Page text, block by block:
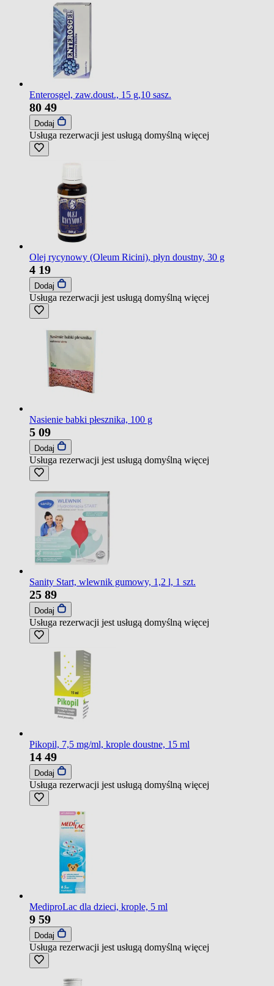
Enterosgel, zaw.doust., 15 g,10 sasz.
80 49
Dodaj
Usługa rezerwacji jest usługą domyślną więcej
Olej rycynowy (Oleum Ricini), płyn doustny, 30 g
4 19
Dodaj
Usługa rezerwacji jest usługą domyślną więcej
Nasienie babki płesznika, 100 g
5 09
Dodaj
Usługa rezerwacji jest usługą domyślną więcej
Sanity Start, wlewnik gumowy, 1,2 l, 1 szt.
25 89
Dodaj
Usługa rezerwacji jest usługą domyślną więcej
Pikopil, 7,5 mg/ml, krople doustne, 15 ml
14 49
Dodaj
Usługa rezerwacji jest usługą domyślną więcej
MediproLac dla dzieci, krople, 5 ml
9 59
Dodaj
Usługa rezerwacji jest usługą domyślną więcej